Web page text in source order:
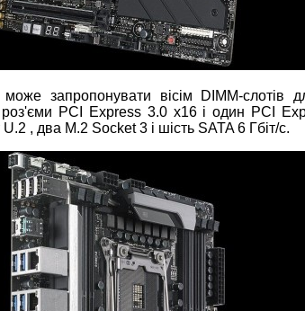
запропонувати вісім DIMM-слотів
роз'єми PCI Express 3.0 x16 і один PCI
, два M.2 Socket 3 і шість SATA 6 Гбіт/с.